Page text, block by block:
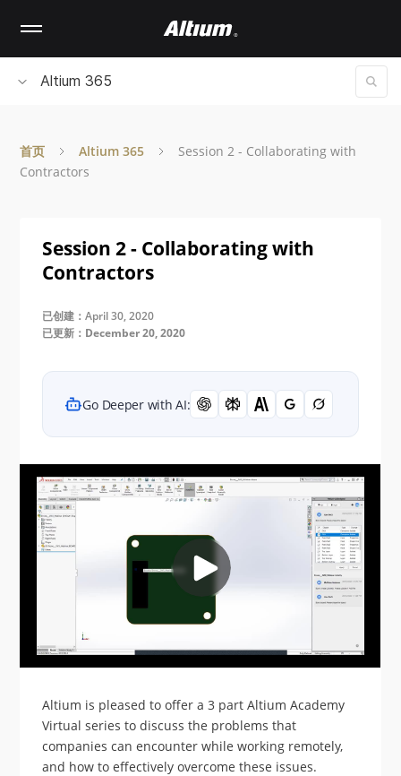
contentAltium 365
首页 Altium 365
Session 2 - Collaborating with
Contractors
Session 2 - Collaborating with
Contractors
已创建：April 30, 2020
已更新：December 20, 2020
Go Deeper with AI:
Altium is pleased to offer a 3 part Altium Academy
Virtual series to discuss the problems that
companies can encounter while working remotely,
and how to effectively overcome these issues.